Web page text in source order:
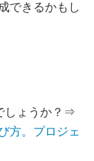
できるかもし
しょうか？⇒
方。プロジェ